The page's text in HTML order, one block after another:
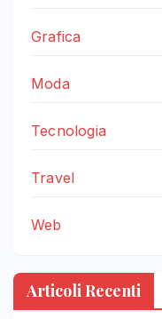
Grafica
Moda
Tecnologia
Travel
Web
Articoli Recenti